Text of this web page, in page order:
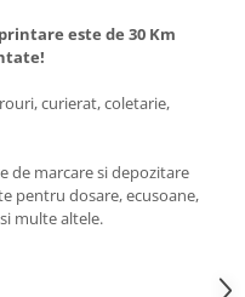
este de 30 Km
curierat, coletarie,
de marcare si depozitare
pentru dosare, ecusoane,
multe altele.